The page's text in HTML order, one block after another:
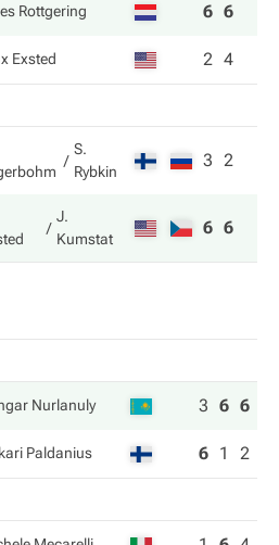
Rottgering 6 6
Exsted 2 4
S.
Rybkin
3 2
J.
Kumstat
6 6
Nurlanuly 3 6 6
Paldanius 6 1 2